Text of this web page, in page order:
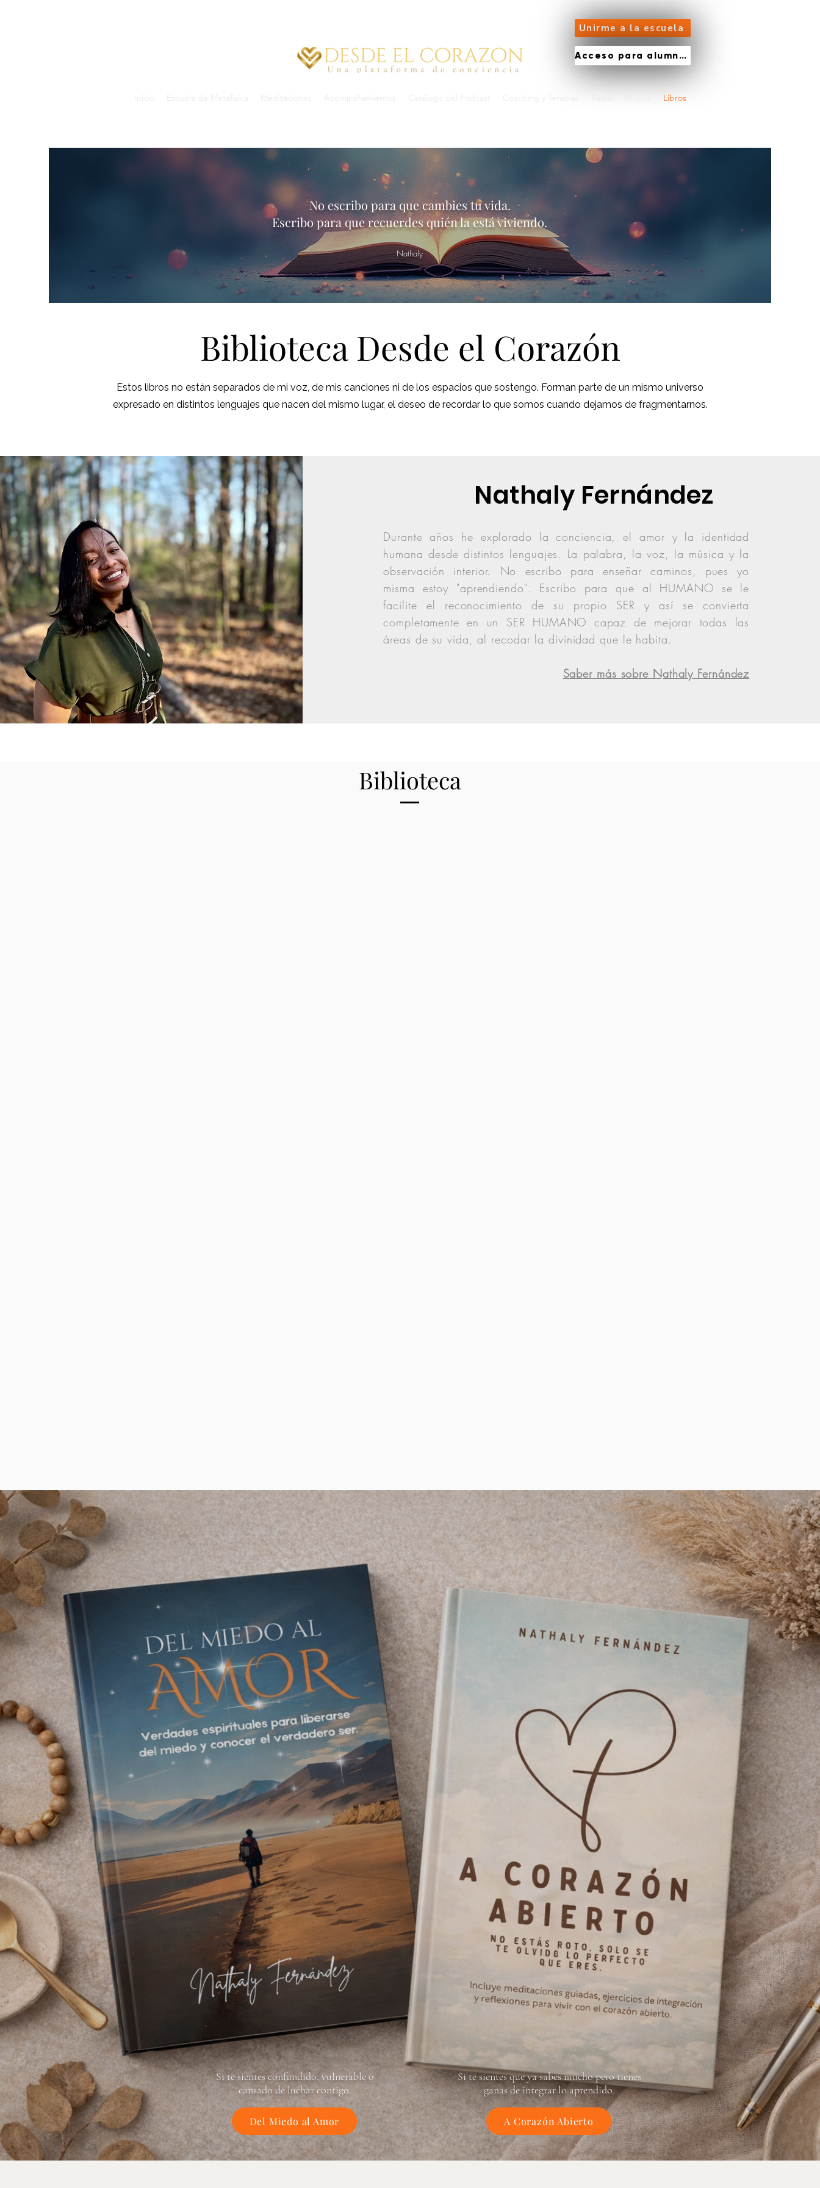
Unirme a la escuela
Acceso para alumnos
Libros
No escribo para que cambies tu vida.
Escribo para que recuerdes quién la está viviendo.
Nathaly
Biblioteca Desde el Corazón
Estos libros no están separados de mi voz, de mis canciones ni de los espacios que sostengo. Forman parte de un mismo universo
expresado en distintos lenguajes que nacen del mismo lugar, el deseo de recordar lo que somos cuando dejamos de fragmentarnos.
Nathaly Fernández
Durante años he explorado la conciencia, el amor y la identidad
humana desde distintos lenguajes. La palabra, la voz, la música y la
observación interior. No escribo para enseñar caminos, pues yo
misma estoy "aprendiendo". Escribo para que al HUMANO se le
facilite el reconocimiento de su propio SER y así se convierta
completamente en un SER HUMANO capaz de mejorar todas las
áreas de su vida, al recodar la divinidad que le habita.
​Saber más sobre Nathaly Fernández
Biblioteca
Si te sientes confundido, vulnerable o
cansado de luchar contigo.
Del Miedo al Amor
Si te sientes que ya sabes mucho pero tienes
ganas de integrar lo aprendido.
A Corazón Abierto